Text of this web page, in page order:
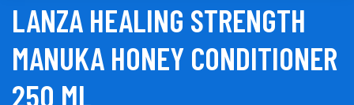
LANZA HEALING STRENGTH
MANUKA HONEY CONDITIONER
250 ML